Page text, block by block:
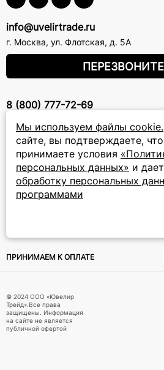
Мы используем файлы cookie.
сайте, вы подтверждаете,
принимаете условия
персональных данных» и
обработку персональных
программами
info@uvelirtrade.ru
г. Москва, ул. Флотская, д. 5А
8 (800) 777-72-69
ПОДПИСКА НА РАССЫЛКУ
Подписываясь на рассылку, вы
и
ПРИНИМАЕМ К ОПЛАТЕ
© 2024 ООО «Ювелир
Трейд».Все права
защищены. Информация
на сайте не является
публичной офертой